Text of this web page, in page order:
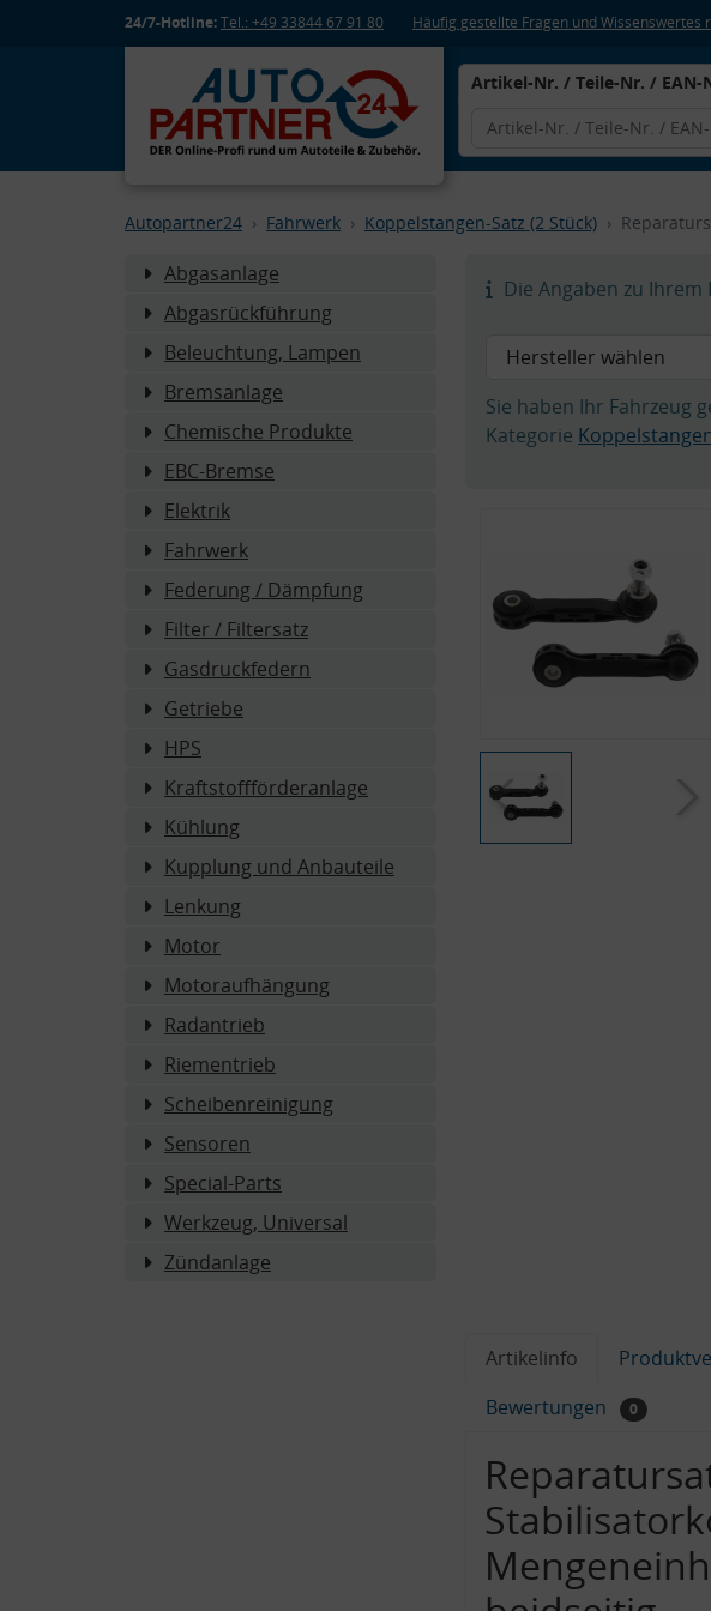
24/7-Hotline:Tel.: +49 33844 67 91 80 Häufig gestellte Fragen und Wissenswertes
Artikel-Nr. / Teile-Nr. / EAN-
Autopartner24 Fahrwerk Koppelstangen-Satz (2 Stück)
Abgasanlage
Abgasrückführung
Beleuchtung, Lampen
Bremsanlage
Chemische Produkte
EBC-Bremse
Elektrik
Fahrwerk
Federung / Dämpfung
Filter / Filtersatz
Gasdruckfedern
Getriebe
HPS
Kraftstoffförderanlage
Kühlung
Kupplung und Anbauteile
Lenkung
Motor
Motoraufhängung
Radantrieb
Riementrieb
Scheibenreinigung
Sensoren
Special-Parts
Werkzeug, Universal
Zündanlage
Die Angaben zu
Sie haben Ihr Fahrzeug
Kategorie
Artikelinfo
Bewertungen
0